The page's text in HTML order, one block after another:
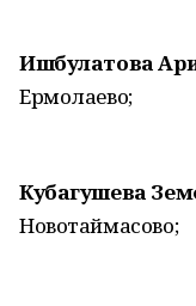
Ишбулатова
Ермолаево;
Кубагушева
Новотаймасово;